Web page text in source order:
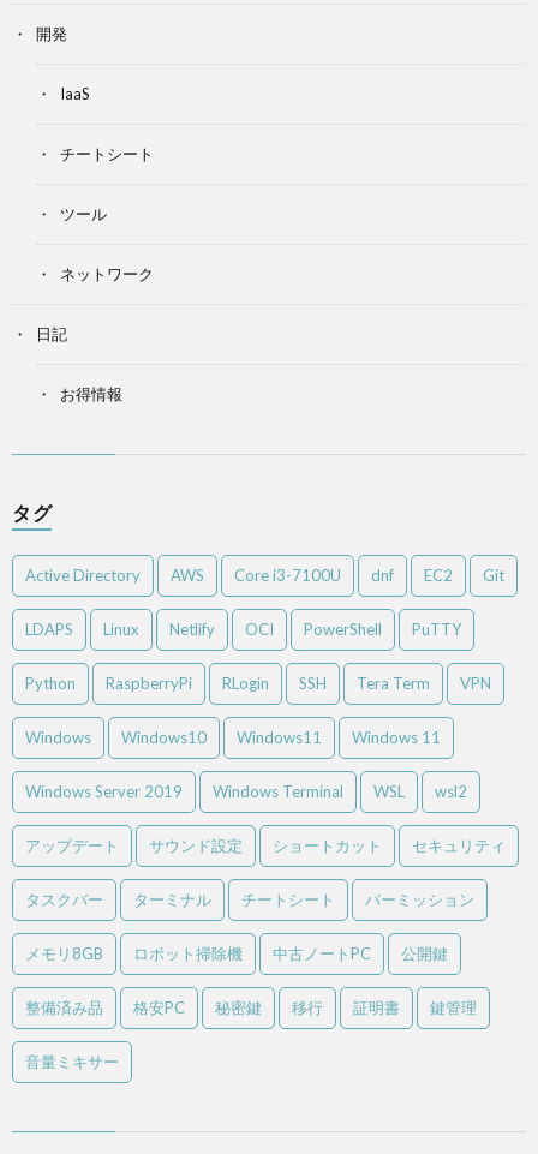
開発
IaaS
チートシート
ツール
ネットワーク
日記
お得情報
タグ
Active Directory AWS Core i3-7100U dnf EC2 Git
LDAPS Linux Netlify OCI PowerShell PuTTY
Python RaspberryPi RLogin SSH Tera Term VPN
Windows Windows10 Windows11 Windows 11
Windows Server 2019 Windows Terminal WSL wsl2
アップデート サウンド設定 ショートカット セキュリティ
タスクバー ターミナル チートシート パーミッション
メモリ8GB ロボット掃除機 中古ノートPC 公開鍵
整備済み品 格安PC 秘密鍵 移行 証明書 鍵管理
音量ミキサー